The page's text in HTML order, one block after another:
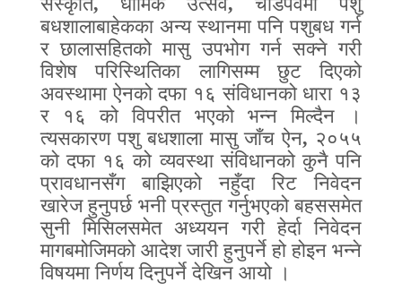
बधशालाबाहेकका अन्य स्थानमा पनि पशुबध गर्न
र छालासहितको मासु उपभोग गर्न सक्ने गरी
विशेष परिस्थितिकालागिसम्म छुट दिएको
अवस्थामा ऐनको दफा १६ संविधानको धारा १३
र १६ को
विपरीत भएको भन्न मिल्दैन ।
त्यसकारण पशु बधशाला मासु जाँच ऐन, २०५५
को दफा १६ को व्यवस्था संविधानको कुनै पनि
प्रावधानसँग बाझिएको नहुँदा रिट निवेदन
खारेज हुनुपर्छ भनी प्रस्तुत गर्नुभएको बहससमेत
सुनी मिसिलसमेत अध्ययन गरी हेर्दा निवेदन
मागबमोजिमको आदेश जारी हुनुपर्ने हो होइन भन्ने
विषयमा निर्णय दिनुपर्ने देखिन आयो ।